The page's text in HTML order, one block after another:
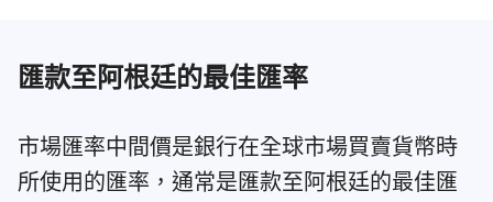
匯款至阿根廷的最佳匯率
市場匯率中間價是銀行在全球市場買賣貨幣時
所使用的匯率，通常是匯款至阿根廷的最佳匯